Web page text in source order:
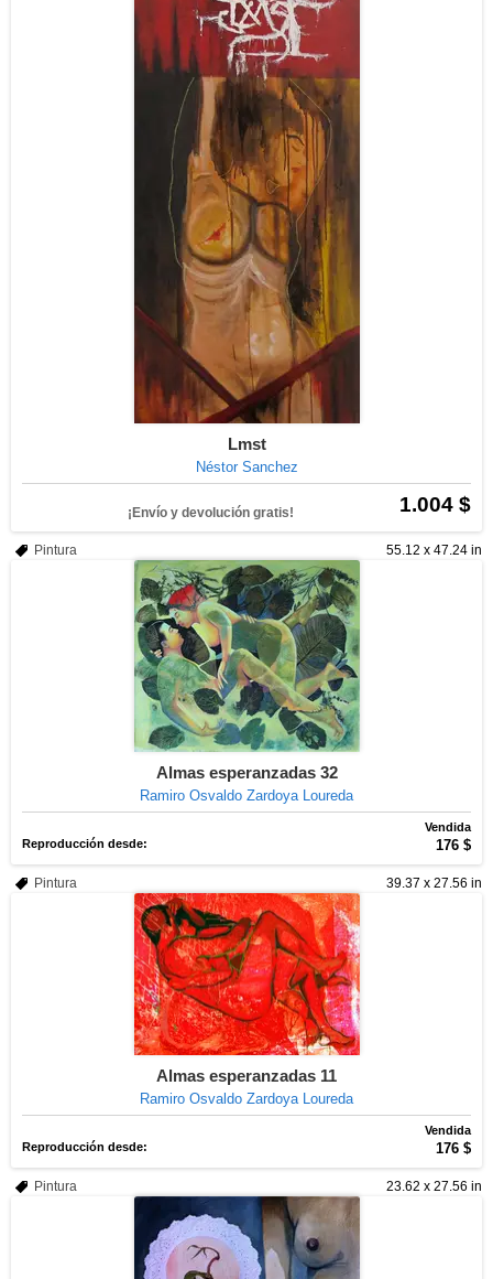
Lmst
Néstor Sanchez
1.004 $
¡Envío y devolución gratis!
55.12 x 47.24 in
Pintura
Almas esperanzadas 32
Ramiro Osvaldo Zardoya Loureda
Vendida
Reproducción desde:
176 $
39.37 x 27.56 in
Pintura
Almas esperanzadas 11
Ramiro Osvaldo Zardoya Loureda
Vendida
Reproducción desde:
176 $
23.62 x 27.56 in
Pintura